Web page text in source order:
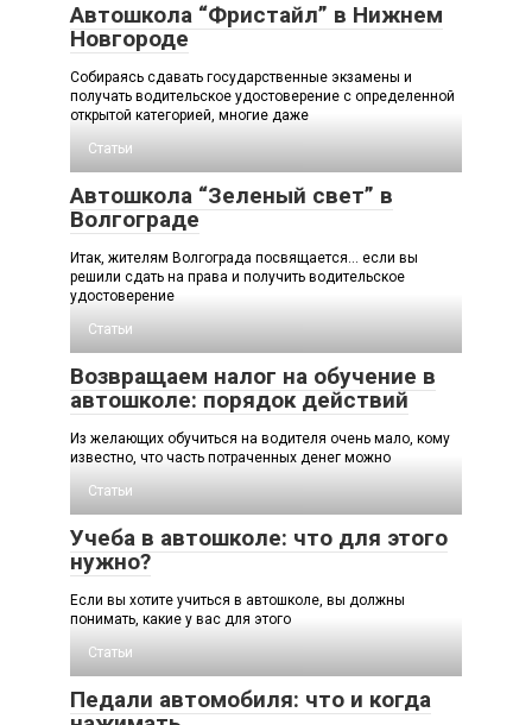
Автошкола “Фристайл” в Нижнем
Новгороде
Собираясь сдавать государственные экзамены и
получать водительское удостоверение с определенной
открытой категорией, многие даже
Статьи
Автошкола “Зеленый свет” в
Волгограде
Итак, жителям Волгограда посвящается… если вы
решили сдать на права и получить водительское
удостоверение
Статьи
Возвращаем налог на обучение в
автошколе: порядок действий
Из желающих обучиться на водителя очень мало, кому
известно, что часть потраченных денег можно
Статьи
Учеба в автошколе: что для этого
нужно?
Если вы хотите учиться в автошколе, вы должны
понимать, какие у вас для этого
Статьи
Педали автомобиля: что и когда